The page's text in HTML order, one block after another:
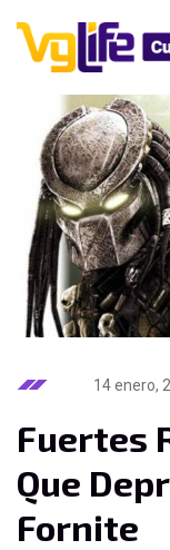
14 enero,
Fuertes
Que
Fornite